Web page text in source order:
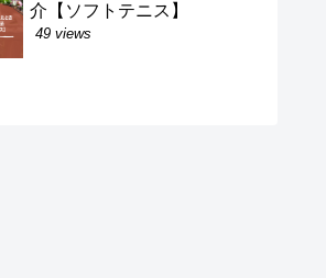
介【ソフトテニス】
49 views